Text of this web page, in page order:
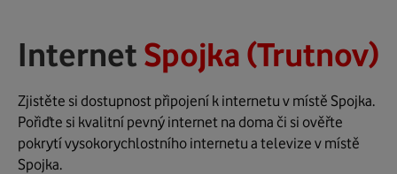
Internet Spojka (Trutnov)
Zjistěte si dostupnost připojení k internetu v místě Spojka.
Pořiďte si kvalitní pevný internet na doma či si ověřte
pokrytí vysokorychlostního internetu a televize v místě
Spojka.